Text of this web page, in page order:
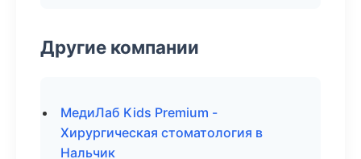
Другие компании
МедиЛаб Kids Premium -
Хирургическая стоматология в
Нальчик